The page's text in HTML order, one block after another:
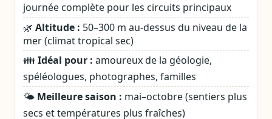
journée complète pour les circuits principaux
🌿 Altitude : 50–300 m au‑dessus du niveau de la
mer (climat tropical sec)
👪Idéal pour : amoureux de la géologie,
spéléologues, photographes, familles
🌤️ Meilleure saison : mai–octobre (sentiers plus
secs et températures plus fraîches)